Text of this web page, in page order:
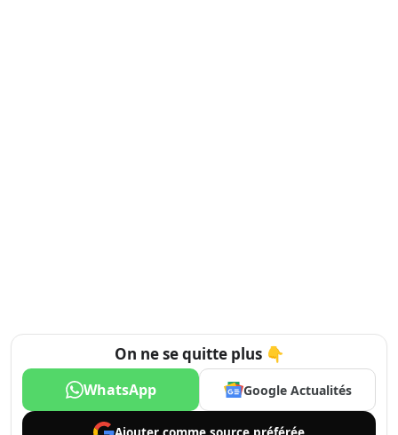
On ne se quitte plus 👇
WhatsApp Google Actualités